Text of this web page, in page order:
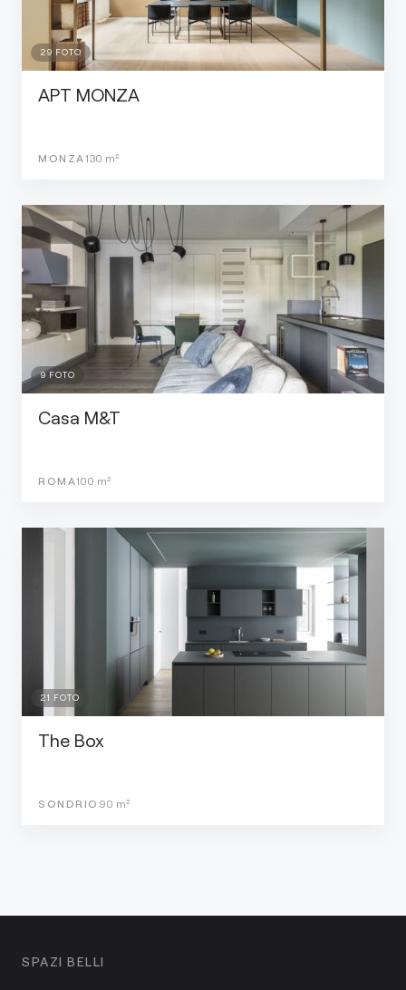
29 FOTO
APT MONZA
MONZA 130 m²
9FOTO
Casa M&T
ROMA100 m²
21 FOTO
The Box
SONDRIO 90 m²
SPAZI BELLI